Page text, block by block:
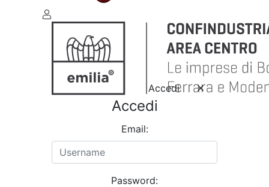
Accedi
Accedi
Email:
Password: